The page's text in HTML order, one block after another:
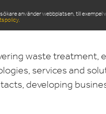
använder webbplatsen, till exempel
& RESERVDELAR
waste
services and
developing